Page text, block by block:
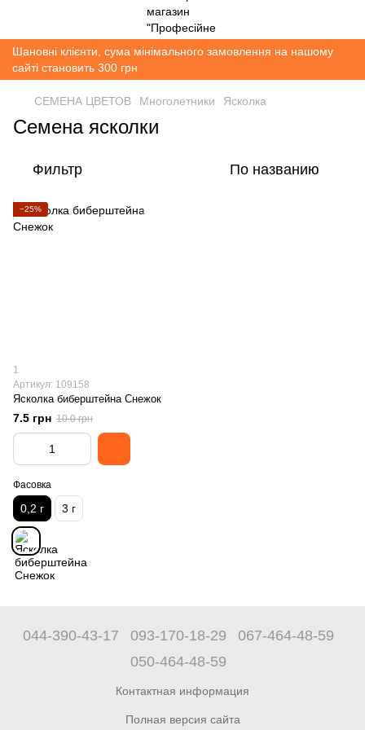
Шановні клієнти, сума мінімального замовлення на нашому
сайті становить 300 грн
СЕМЕНА ЦВЕТОВ Многолетники Ясколка
Семена ясколки
Фильтр По названию
−25%
1
Артикул: 109158
Ясколка биберштейна Снежок
7.5 грн 10.0 грн
Фасовка
0,2 г 3 г
044-390-43-17 093-170-18-29
067-464-48-59
050-464-48-59
Контактная информация
Полная версия сайта